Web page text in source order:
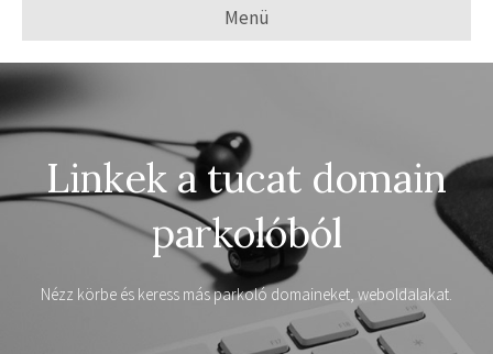
Menü
Linkek a tucat domain
parkolóból
Nézz körbe és keress más parkoló domaineket, weboldalakat.